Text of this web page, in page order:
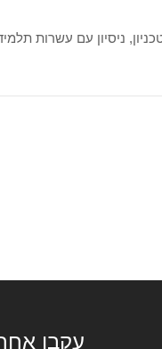
בטכניון, ניסיון עם עשרות
עקבו